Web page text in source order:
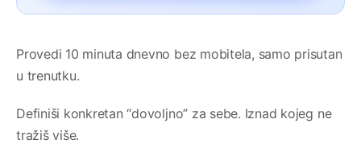
Provedi 10 minuta dnevno bez mobitela, samo prisutan
u trenutku.
Definiši konkretan “dovoljno” za sebe. Iznad kojeg ne
tražiš više.